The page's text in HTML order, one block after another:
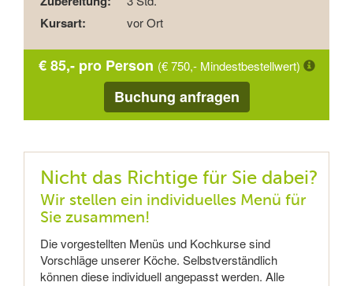
Kursart: vor Ort
€ 85,- pro Person (€ 750,- Mindestbestellwert)
Buchung anfragen
Nicht das Richtige für Sie dabei?
Wir stellen ein individuelles Menü für
Sie zusammen!
Die vorgestellten Menüs und Kochkurse sind
Vorschläge unserer Köche. Selbstverständlich
können diese individuell angepasst werden. Alle